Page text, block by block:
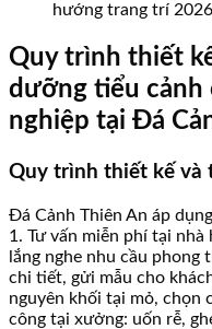
hướng trang trí
Quy trình thiết
dưỡng tiểu cảnh
nghiệp tại Đá
Quy trình thiết kế và
Đá Cảnh Thiên An áp
1. Tư vấn miễn phí tại nhà
lắng nghe nhu cầu phong
chi tiết, gửi mẫu cho
nguyên khối tại mỏ, chọn
công tại xưởng: uốn rễ,